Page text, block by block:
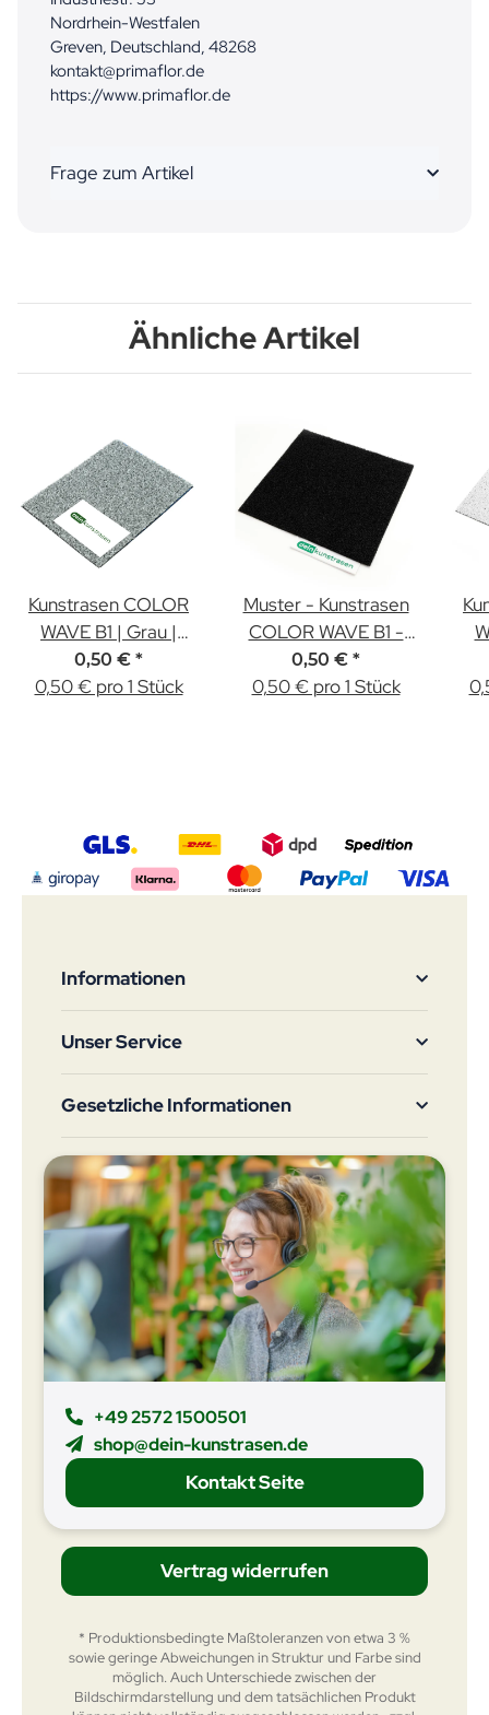
Nordrhein-Westfalen
Greven, Deutschland, 48268
kontakt@primaflor.de
https://www.primaflor.de
Frage zum Artikel
Ähnliche Artikel
Kunstrasen COLOR
WAVE B1 | Grau |
8mm | Muster
0,50 € *
0,50 € pro 1 Stück
Muster - Kunstrasen
COLOR WAVE B1 -
Schwarz
0,50 € *
0,50 € pro 1 Stück
Informationen
Unser Service
Gesetzliche Informationen
+49 2572 1500501
shop@dein-kunstrasen.de
Kontakt Seite
Vertrag widerrufen
* Produktionsbedingte Maßtoleranzen von etwa 3 %
sowie geringe Abweichungen in Struktur und Farbe sind
möglich. Auch Unterschiede zwischen der
Bildschirmdarstellung und dem tatsächlichen Produkt